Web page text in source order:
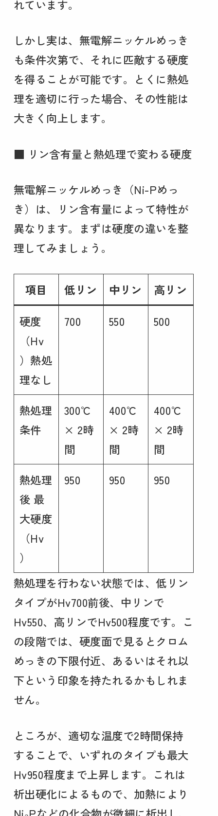
れています。
しかし実は、無電解ニッケルめっき
も条件次第で、それに匹敵する硬度
を得ることが可能です。とくに熱処
理を適切に行った場合、その性能は
大きく向上します。
■ リン含有量と熱処理で変わる硬度
無電解ニッケルめっき（Ni-Pめっ
き）は、リン含有量によって特性が
異なります。まずは硬度の違いを整
理してみましょう。
項目 低リン 中リン 高リン
硬度
（Hv
）熱処
理なし
700 550 500
熱処理
条件
300℃
× 2時
間
400℃
× 2時
間
400℃
× 2時
間
熱処理
後 最
大硬度
（Hv
）
950 950 950
熱処理を行わない状態では、低リン
タイプがHv700前後、中リンで
Hv550、高リンでHv500程度です。こ
の段階では、硬度面で見るとクロム
めっきの下限付近、あるいはそれ以
下という印象を持たれるかもしれま
せん。
ところが、適切な温度で2時間保持
することで、いずれのタイプも最大
Hv950程度まで上昇します。これは
析出硬化によるもので、加熱により
Ni₃Pなどの化合物が微細に析出し、